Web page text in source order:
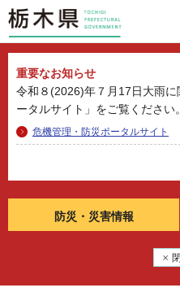
栃木県
重要なお知らせ
令和８(2026)年７月17日大雨
ータルサイト」をご覧ください。
危機管理・防災ポータルサイト
防災・ 災害情報